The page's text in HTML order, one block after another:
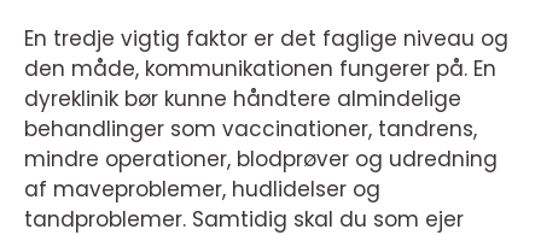
En tredje vigtig faktor er det faglige niveau og
den måde, kommunikationen fungerer på. En
dyreklinik bør kunne håndtere almindelige
behandlinger som vaccinationer, tandrens,
mindre operationer, blodprøver og udredning
af maveproblemer, hudlidelser og
tandproblemer. Samtidig skal du som ejer